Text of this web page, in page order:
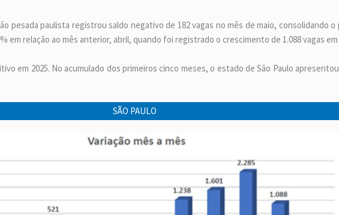
pesada paulista registrou saldo negativo de 182 vagas no mês de maio, consolidando o
em relação ao mês anterior, abril, quando foi registrado o crescimento de 1.088 vagas
em 2025. No acumulado dos primeiros cinco meses, o estado de São Paulo
SÃO PAULO